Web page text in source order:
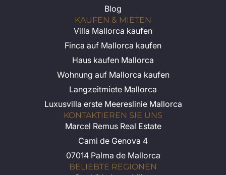
Blog
KAUFEN & MIETEN
Villa Mallorca kaufen
Finca auf Mallorca kaufen
Haus kaufen Mallorca
Wohnung auf Mallorca kaufen
Langzeitmiete Mallorca
Luxusvilla erste Meereslinie Mallorca
KONTAKTIEREN SIE UNS
Marcel Remus Real Estate
Cami de Genova 4
07014 Palma de Mallorca
BELIEBTE REGIONEN